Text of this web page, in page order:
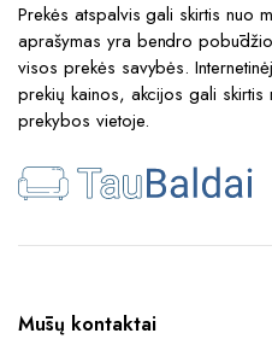
Prekės atspalvis gali skirtis nuo
aprašymas yra bendro
visos prekės savybės.
prekių kainos, akcijos gali
prekybos vietoje.
Mūsų kontaktai